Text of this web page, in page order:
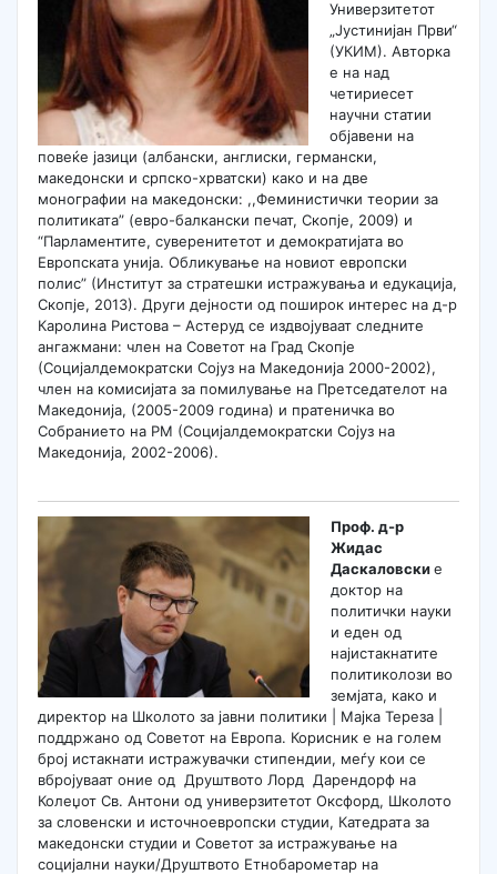
Универзитетот
„Јустинијан Први“
(УКИМ). Авторка
е на над
четириесет
научни статии
објавени на
повеќе јазици (албански, англиски, германски,
македонски и српско-хрватски) како и на две
монографии на македонски: ,,Феминистички теории за
политиката” (евро-балкански печат, Скопје, 2009) и
“Парламентите, суверенитетот и демократијата во
Европската унија. Обликување на новиот европски
полис” (Институт за стратешки истражувања и едукација,
Скопје, 2013). Други дејности од поширок интерес на д-р
Каролина Ристова – Астеруд се издвојуваат следните
ангажмани: член на Советот на Град Скопје
(Социјалдемократски Сојуз на Македонија 2000-2002),
член на комисијата за помилување на Претседателот на
Македонија, (2005-2009 година) и пратеничка во
Собранието на РМ (Социјалдемократски Сојуз на
Македонија, 2002-2006).
Проф. д-р
Жидас
Даскаловские
доктор на
политички науки
и еден од
најистакнатите
политиколози во
земјата, како и
директор на Школото за јавни политики | Мајка Тереза |
поддржано од Советот на Европа. Корисник е на голем
број истакнати истражувачки стипендии, меѓу кои се
вбројуваат оние од Друштвото Лорд Дарендорф на
Колеџот Св. Антони од универзитетот Оксфорд, Школото
за словенски и источноевропски студии, Катедрата за
македонски студии и Советот за истражување на
социјални науки/Друштвото Етнобарометар на